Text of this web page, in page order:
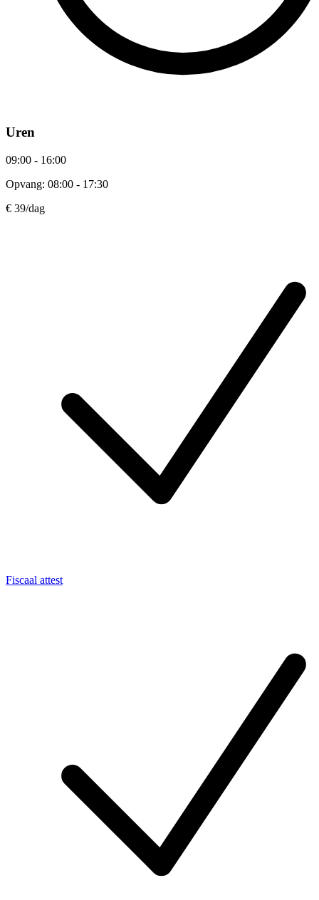
Uren
09:00 - 16:00
Opvang: 08:00 - 17:30
€ 39/dag
Fiscaal attest